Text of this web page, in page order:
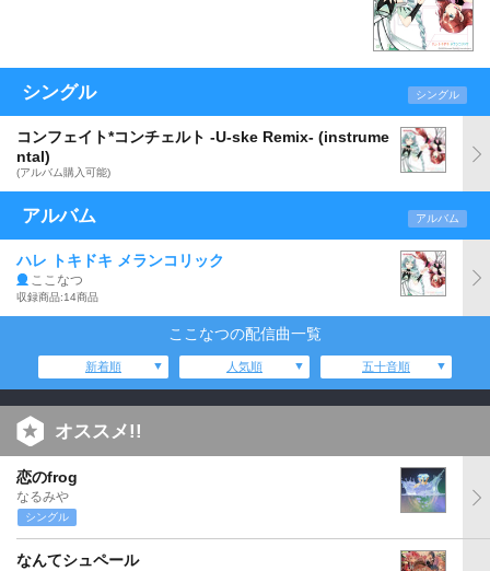
シングル シングル
コンフェイト*コンチェルト -U-ske Remix- (instrume
ntal)
(アルバム購入可能)
アルバム アルバム
ハレ トキドキ メランコリック
ここなつ
収録商品:14商品
ここなつの配信曲一覧
新着順 人気順 五十音順
オススメ!!
恋のfrog
なるみや
シングル
なんてシュペール